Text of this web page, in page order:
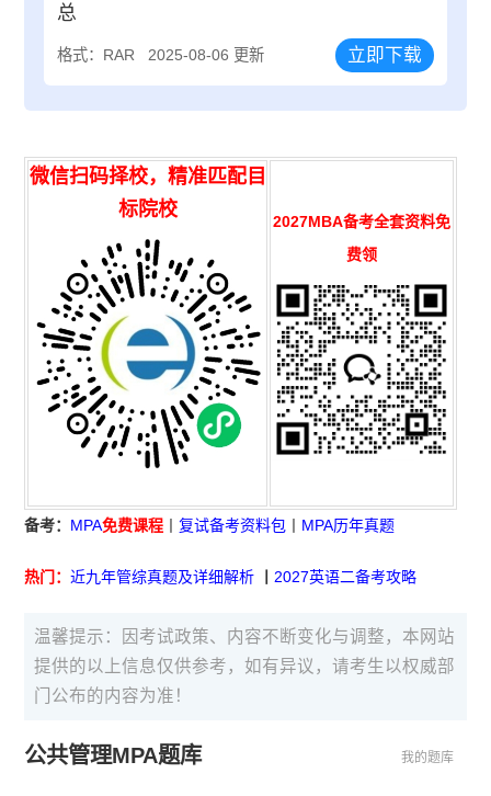
总
格式：RAR 2025-08-06 更新 立即下载
微信扫码择校，精准匹配目
标院校
2027MBA备考全套资料免
费领
备考： MPA免费课程 丨复试备考资料包 MPA历年真题
热门：近九年管综真题及详细解析 丨 2027英语二备考攻略
温馨提示：因考试政策、内容不断变化与调整，本网站
提供的以上信息仅供参考，如有异议，请考生以权威部
门公布的内容为准！
公共管理MPA题库 我的题库